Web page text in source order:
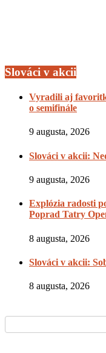
Slováci v akcii
Vyradili aj
o semifinále
9 augusta, 2026
Slováci v akcii:
9 augusta, 2026
Explózia radosti
Poprad Tatry
8 augusta, 2026
Slováci v akcii:
8 augusta, 2026